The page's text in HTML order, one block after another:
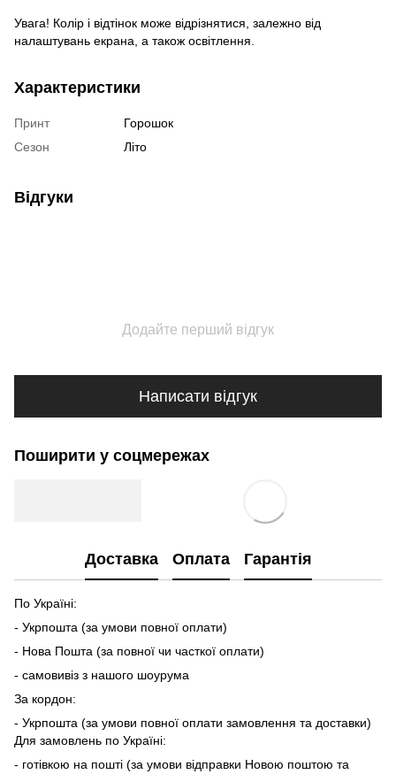
Увага! Колір і відтінок може відрізнятися, залежно від
налаштувань екрана, а також освітлення.
Характеристики
Принт
Горошок
Сезон
Літо
Відгуки
Додайте перший відгук
Написати відгук
Поширити у соцмережах
Доставка Оплата Гарантія
По Україні:
- Укрпошта (за умови повної оплати)
- Нова Пошта (за повної чи часткої оплати)
- самовивіз з нашого шоурума
За кордон:
- Укрпошта (за умови повної оплати замовлення та доставки)
Для замовлень по Україні:
- готівкою на пошті (за умови відправки Новою поштою та